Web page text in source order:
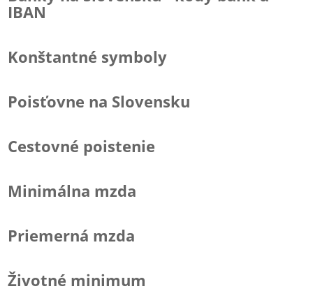
IBAN
Konštantné symboly
Poisťovne na Slovensku
Cestovné poistenie
Minimálna mzda
Priemerná mzda
Životné minimum